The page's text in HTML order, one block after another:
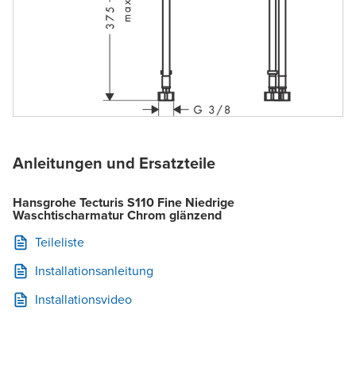
Anleitungen und Ersatzteile
Hansgrohe Tecturis S110 Fine Niedrige
Waschtischarmatur Chrom glänzend
Teileliste
Installationsanleitung
Installationsvideo